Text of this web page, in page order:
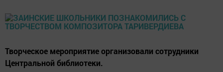
Творческое мероприятие организовали сотрудники
Центральной библиотеки.